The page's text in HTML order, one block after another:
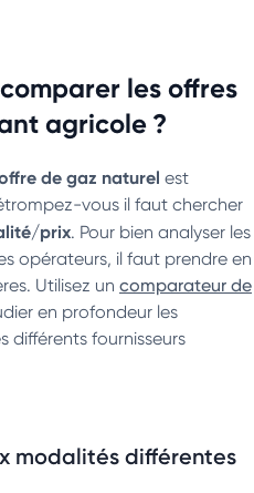
les offres
agricole ?
de gaz naturel est
vous il faut chercher
prix. Pour bien analyser les
opérateurs, il faut prendre en
Utilisez un comparateur de
en profondeur les
différents fournisseurs
modalités différentes